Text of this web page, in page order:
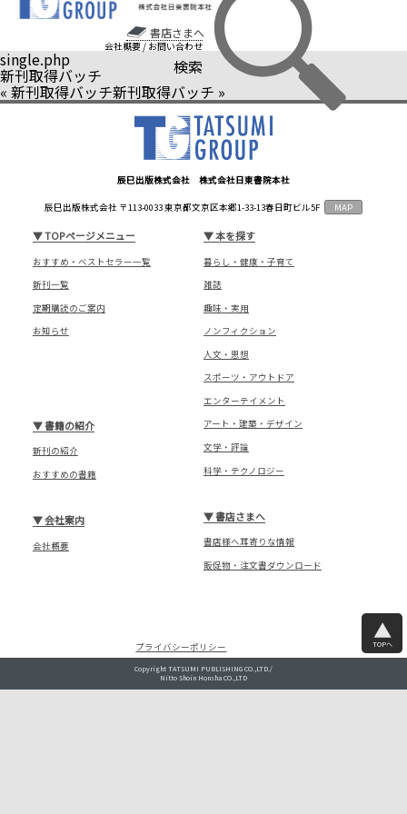
書店さまへ
会社概要 / お問い合わせ
検索
single.php
新刊取得バッチ
« 新刊取得バッチ新刊取得バッチ »
辰巳出版株式会社 株式会社日東書院本社
辰巳出版株式会社 〒113-0033 東京都文京区本郷1-33-13春日町ビル5F MAP
▼TOPページメニュー
おすすめ・ベストセラー一覧
新刊一覧
定期購読のご案内
お知らせ
▼本を探す
暮らし・健康・子育て
雑誌
趣味・実用
ノンフィクション
人文・思想
スポーツ・アウトドア
エンターテイメント
アート・建築・デザイン
文学・評論
科学・テクノロジー
▼書籍の紹介
新刊の紹介
おすすめの書籍
▼書店さまへ
書店様へ耳寄りな情報
販促物・注文書ダウンロード
▼会社案内
会社概要
プライバシーポリシー TOPへ
Copyright TATSUMI PUBLISHING CO.,LTD./
Nitto Shoin Honsha CO.,LTD